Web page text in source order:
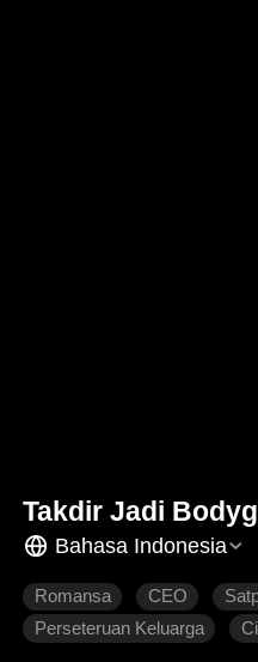
Takdir Jadi
Bahasa Indonesia
Romansa CEO
Perseteruan Keluarga